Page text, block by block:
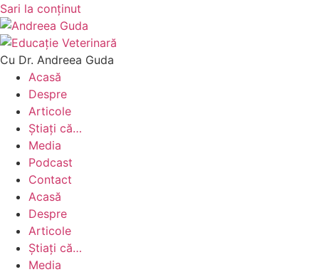
Sari la conținut
Cu Dr. Andreea Guda
Acasă
Despre
Articole
Știați că…
Media
Podcast
Contact
Acasă
Despre
Articole
Știați că…
Media